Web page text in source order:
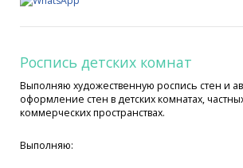
Роспись детских комнат
Выполняю художественную роспись стен и
оформление стен в детских комнатах,
коммерческих пространствах.
Выполняю: